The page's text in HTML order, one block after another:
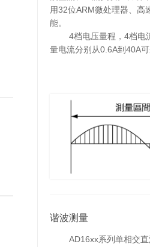
用32位ARM微处理器、高
能。
4档电压量程，4档电流
量电流分别从0.6A到40A
谐波测量
AD16xx系列单相交直流